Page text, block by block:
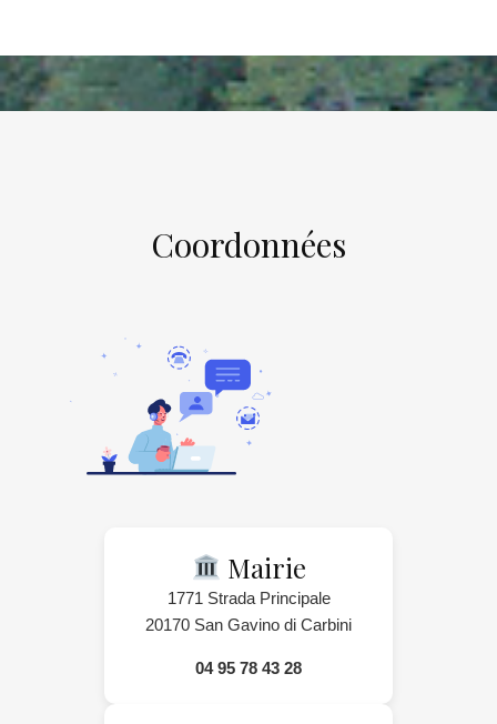
Coordonnées
Mairie
1771 Strada Principale
20170 San Gavino di Carbini
04 95 78 43 28